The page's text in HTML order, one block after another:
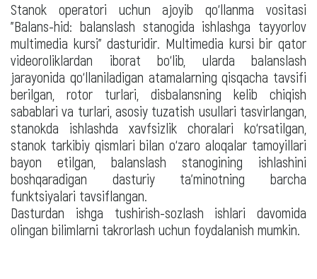
Stanok operatori uchun ajoyib qo‘llanma vositasi
"Balans-hid: balanslash stanogida ishlashga tayyorlov
multimedia kursi" dasturidir. Multimedia kursi bir qator
videoroliklardan iborat bo‘lib, ularda balanslash
jarayonida qo‘llaniladigan atamalarning qisqacha tavsifi
berilgan, rotor turlari, disbalansning kelib chiqish
sabablari va turlari, asosiy tuzatish usullari tasvirlangan,
stanokda ishlashda xavfsizlik choralari ko‘rsatilgan,
stanok tarkibiy qismlari bilan o‘zaro aloqalar tamoyillari
bayon etilgan, balanslash stanogining ishlashini
boshqaradigan dasturiy ta'minotning barcha
funktsiyalari tavsiflangan.
Dasturdan ishga tushirish-sozlash ishlari davomida
olingan bilimlarni takrorlash uchun foydalanish mumkin.